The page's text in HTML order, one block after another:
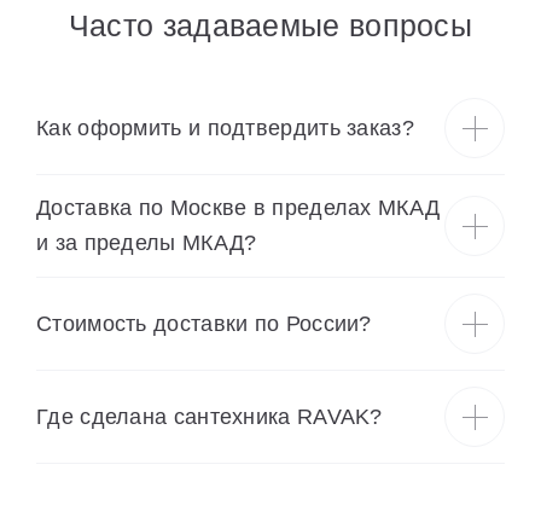
Часто задаваемые вопросы
Как оформить и подтвердить заказ?
Доставка по Москве в пределах МКАД
и за пределы МКАД?
Cтоимость доставки по России?
Где сделана сантехника RAVAK?